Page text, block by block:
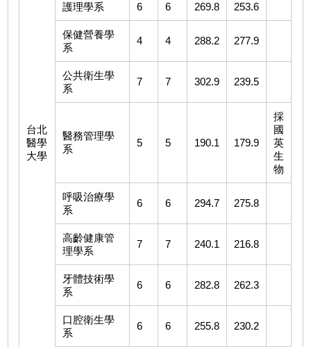
台北
醫學
大學
護理學系 6 6 269.8 253.6
保健營養學
系
4 4 288.2 277.9
公共衛生學
系
7 7 302.9 239.5
醫務管理學
系
5 5 190.1 179.9
採
國
英
生
物
呼吸治療學
系
6 6 294.7 275.8
高齡健康管
理學系
7 7 240.1 216.8
牙體技術學
系
6 6 282.8 262.3
口腔衛生學
系
6 6 255.8 230.2